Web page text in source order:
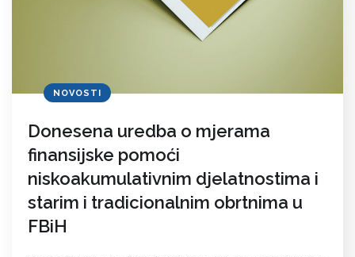
NOVOSTI
Donesena uredba o mjerama
finansijske pomoći
niskoakumulativnim djelatnostima i
starim i tradicionalnim obrtnima u
FBiH